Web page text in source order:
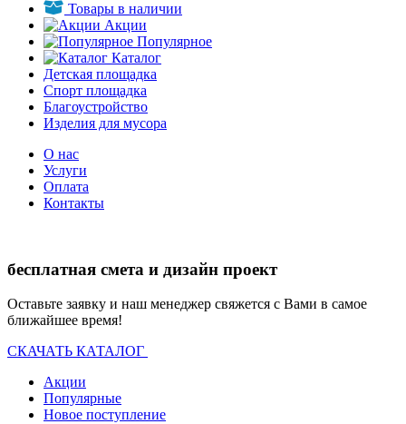
Товары в наличии
Акции
Популярное
Каталог
Детская площадка
Спорт площадка
Благоустройство
Изделия для мусора
О нас
Услуги
Оплата
Контакты
бесплатная смета и дизайн проект
Оставьте заявку и наш менеджер свяжется с Вами в самое
ближайшее время!
СКАЧАТЬ КАТАЛОГ
Акции
Популярные
Новое поступление